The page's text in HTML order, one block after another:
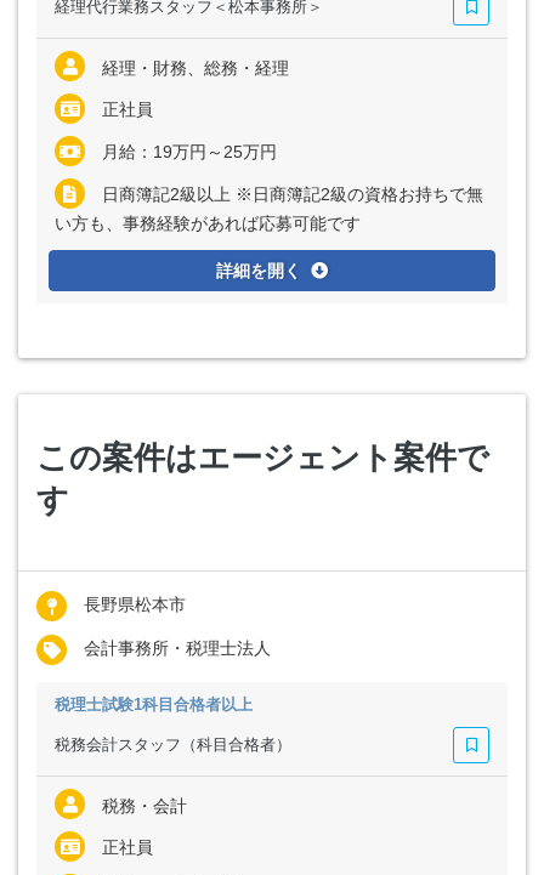
経理代行業務スタッフ＜松本事務所＞
経理・財務、総務・経理
正社員
月給：19万円～25万円
日商簿記2級以上 ※日商簿記2級の資格お持ちで無
い方も、事務経験があれば応募可能です
詳細を開く
この案件はエージェント案件で
す
長野県松本市
会計事務所・税理士法人
税理士試験1科目合格者以上
税務会計スタッフ（科目合格者）
税務・会計
正社員